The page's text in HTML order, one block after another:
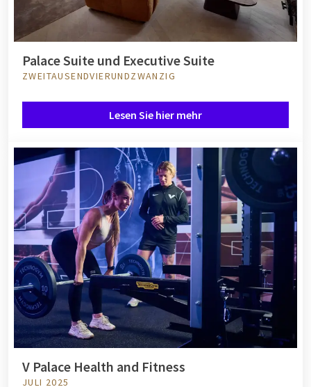
Palace Suite und Executive Suite
ZWEITAUSENDVIERUNDZWANZIG
Lesen Sie hier mehr
V Palace Health and Fitness
JULI 2025